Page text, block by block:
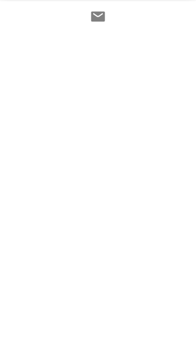
figura de Clotilde se presenta como un